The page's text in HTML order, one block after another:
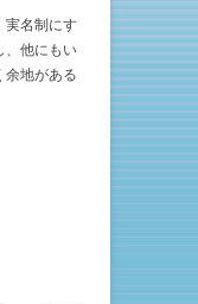
実名制にす
、他にもい
余地がある